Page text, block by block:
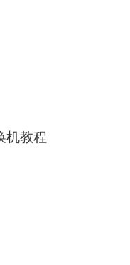
会声会影（
机教程